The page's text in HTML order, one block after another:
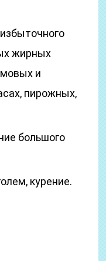
жирных
и
пирожных,
большого
курение.